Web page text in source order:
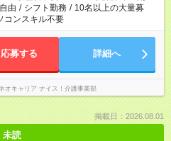
由 / シフト勤務 / 10名以上の大量募
コンスキル不要
応募する 詳細へ
オキャリア ナイス！介護事業部
掲載日：2026.08.01
未読